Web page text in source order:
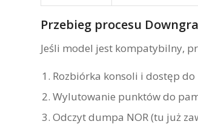
Przebieg procesu
Jeśli model jest kompatybilny,
Rozbiórka konsoli i dostęp do
Wylutowanie punktów do
Odczyt dumpa NOR (tu już